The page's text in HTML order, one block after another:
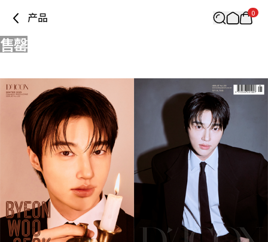
产品 0
售罄